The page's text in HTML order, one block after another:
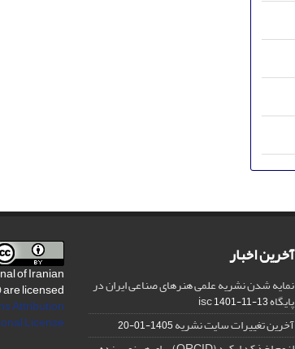
آخرین اخبار
نمایه شدن نشریه علمی هنرهای صناعی ایران در
پایگاه isc1401-11-13
آخرین تغییرات سایت نشریه1405-01-20
of Iranian
licensed
Attribution
License